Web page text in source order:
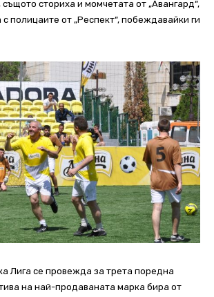
сториха и момчетата от „Авангард“,
с полицаите от „Респект“, побеждавайки ги
Лига се провежда за трета поредна
на най-продаваната марка бира от